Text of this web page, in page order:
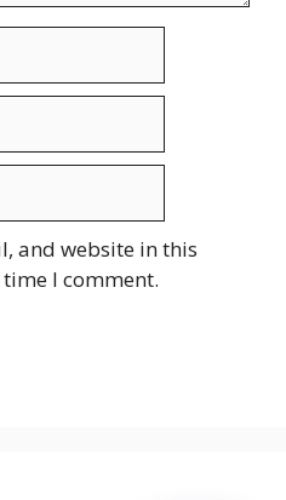
and website in this
I comment.